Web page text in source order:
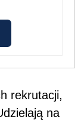
rekrutacji,
na